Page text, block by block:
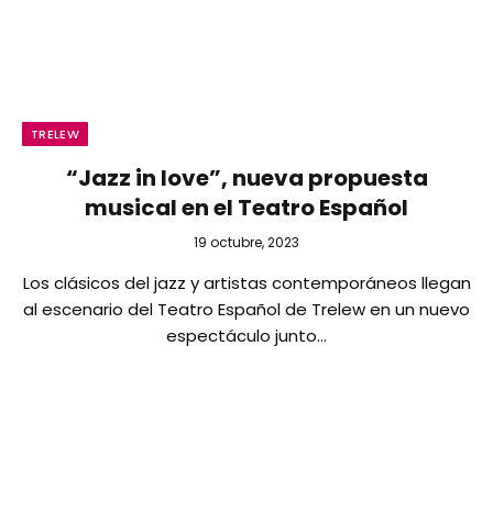
TRELEW
“Jazz in love”, nueva propuesta
musical en el Teatro Español
19 octubre, 2023
Los clásicos del jazz y artistas contemporáneos llegan
al escenario del Teatro Español de Trelew en un nuevo
espectáculo junto…